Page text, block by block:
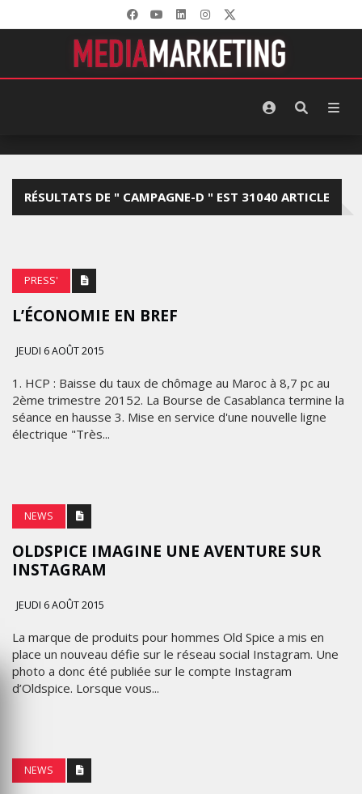
RÉSULTATS DE " CAMPAGNE-D " EST 31040 ARTICLE
PRESS'
L’‪ÉCONOMIE‬ EN BREF
JEUDI 6 AOÛT 2015
1. HCP : Baisse du taux de chômage au Maroc à 8,7 pc au
2ème trimestre 20152. La Bourse de Casablanca termine la
séance en hausse 3. Mise en service d'une nouvelle ligne
électrique "Très...
NEWS
OLDSPICE IMAGINE UNE AVENTURE SUR
INSTAGRAM
JEUDI 6 AOÛT 2015
La marque de produits pour hommes Old Spice a mis en
place un nouveau défie sur le réseau social Instagram. Une
photo a donc été publiée sur le compte Instagram
d’Oldspice. Lorsque vous...
NEWS